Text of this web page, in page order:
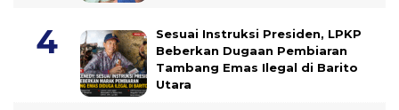
Sesuai Instruksi Presiden, LPKP
Beberkan Dugaan Pembiaran
Tambang Emas Ilegal di Barito
Utara